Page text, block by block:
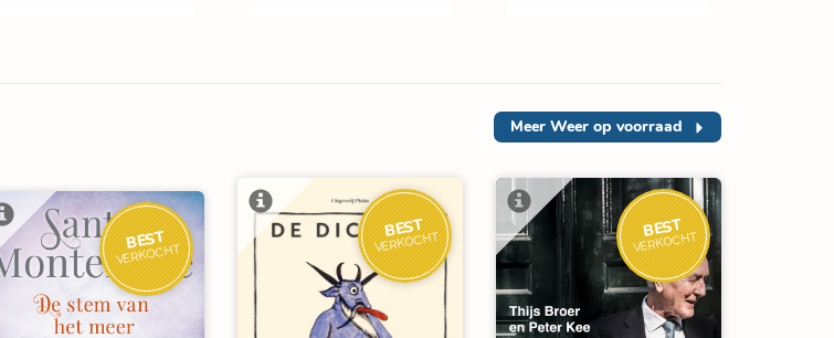
Meer Weer op voorraad
BEST
VERKOCHT
BEST
VERKOCHT
BEST
VERKOCHT